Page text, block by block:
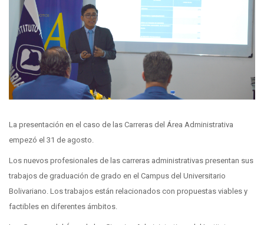
La presentación en el caso de las Carreras del Área Administrativa
empezó el 31 de agosto.
Los nuevos profesionales de las carreras administrativas presentan sus
trabajos de graduación de grado en el Campus del Universitario
Bolivariano. Los trabajos están relacionados con propuestas viables y
factibles en diferentes ámbitos.